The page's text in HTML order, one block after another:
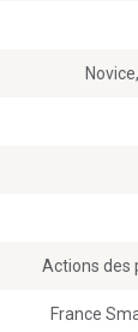
Actions des
France